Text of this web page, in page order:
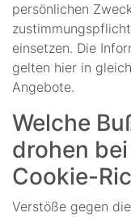
persönlichen
einsetzen. Die
gelten hier in
Angebote.
Welche
drohen
Cookie-
Verstöße gegen